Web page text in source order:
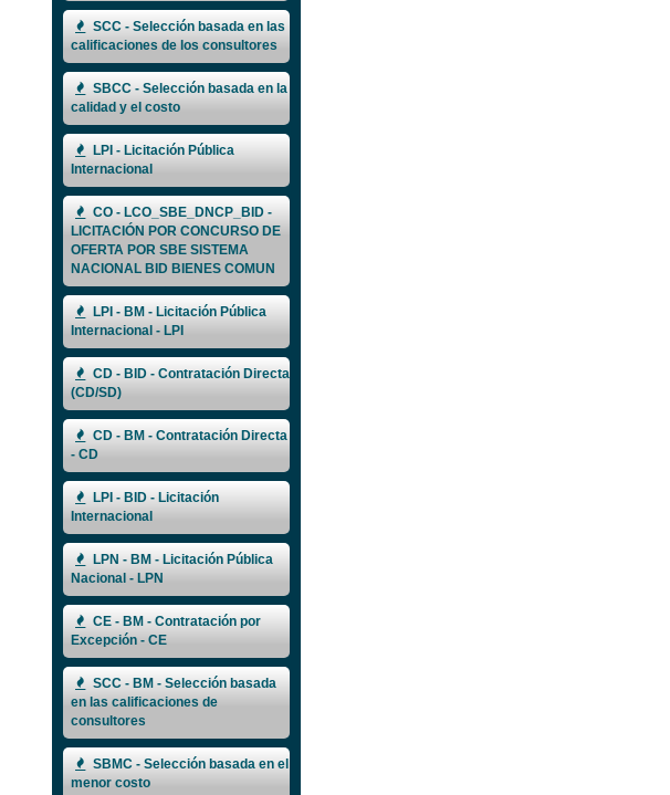
SCC - Selección basada en las
calificaciones de los consultores
SBCC - Selección basada en la
calidad y el costo
LPI - Licitación Pública
Internacional
CO - LCO_SBE_DNCP_BID -
LICITACIÓN POR CONCURSO DE
OFERTA POR SBE SISTEMA
NACIONAL BID BIENES COMUN
LPI - BM - Licitación Pública
Internacional - LPI
CD - BID - Contratación Directa
(CD/SD)
CD - BM - Contratación Directa
- CD
LPI - BID - Licitación
Internacional
LPN - BM - Licitación Pública
Nacional - LPN
CE - BM - Contratación por
Excepción - CE
SCC - BM - Selección basada
en las calificaciones de
consultores
SBMC - Selección basada en el
menor costo